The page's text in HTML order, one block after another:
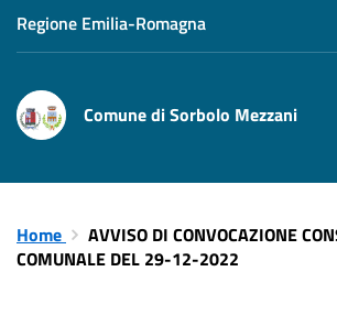
Regione Emilia-Romagna
Comune di Sorbolo Mezzani
Home
AVVISO DI CONVOCAZIONE
COMUNALE DEL 29-12-2022